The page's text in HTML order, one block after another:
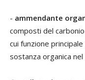
- ammendante
composti del
cui funzione
sostanza organica